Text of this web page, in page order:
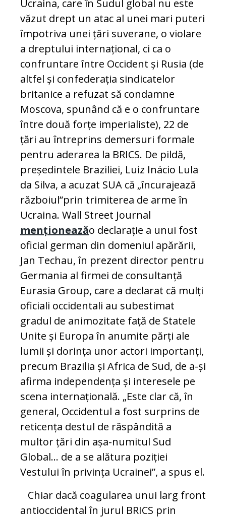
Ucraina, care în Sudul global nu este
văzut drept un atac al unei mari puteri
împotriva unei țări suverane, o violare
a dreptului internațional, ci ca o
confruntare între Occident și Rusia (de
altfel și confederația sindicatelor
britanice a refuzat să condamne
Moscova, spunând că e o confruntare
între două forțe imperialiste), 22 de
țări au întreprins demersuri formale
pentru aderarea la BRICS. De pildă,
președintele Braziliei, Luiz Inácio Lula
da Silva, a acuzat SUA că „încurajează
războiul”prin trimiterea de arme în
Ucraina. Wall Street Journal
menționeazăo declarație a unui fost
oficial german din domeniul apărării,
Jan Techau, în prezent director pentru
Germania al firmei de consultanță
Eurasia Group, care a declarat că mulți
oficiali occidentali au subestimat
gradul de animozitate față de Statele
Unite și Europa în anumite părți ale
lumii și dorința unor actori importanți,
precum Brazilia și Africa de Sud, de a-și
afirma independența și interesele pe
scena internațională. „Este clar că, în
general, Occidentul a fost surprins de
reticența destul de răspândită a
multor țări din așa-numitul Sud
Global... de a se alătura poziției
Vestului în privința Ucrainei”, a spus el.
Chiar dacă coagularea unui larg front
antioccidental în jurul BRICS prin